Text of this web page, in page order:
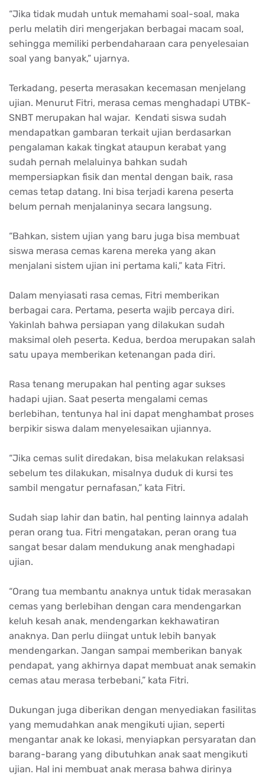
“Jika tidak mudah untuk memahami soal-soal, maka
perlu melatih diri mengerjakan berbagai macam soal,
sehingga memiliki perbendaharaan cara penyelesaian
soal yang banyak,” ujarnya.
Terkadang, peserta merasakan kecemasan menjelang
ujian. Menurut Fitri, merasa cemas menghadapi UTBK-
SNBT merupakan hal wajar. Kendati siswa sudah
mendapatkan gambaran terkait ujian berdasarkan
pengalaman kakak tingkat ataupun kerabat yang
sudah pernah melaluinya bahkan sudah
mempersiapkan fisik dan mental dengan baik, rasa
cemas tetap datang. Ini bisa terjadi karena peserta
belum pernah menjalaninya secara langsung.
“Bahkan, sistem ujian yang baru juga bisa membuat
siswa merasa cemas karena mereka yang akan
menjalani sistem ujian ini pertama kali,” kata Fitri.
Dalam menyiasati rasa cemas, Fitri memberikan
berbagai cara. Pertama, peserta wajib percaya diri.
Yakinlah bahwa persiapan yang dilakukan sudah
maksimal oleh peserta. Kedua, berdoa merupakan salah
satu upaya memberikan ketenangan pada diri.
Rasa tenang merupakan hal penting agar sukses
hadapi ujian. Saat peserta mengalami cemas
berlebihan, tentunya hal ini dapat menghambat proses
berpikir siswa dalam menyelesaikan ujiannya.
“Jika cemas sulit diredakan, bisa melakukan relaksasi
sebelum tes dilakukan, misalnya duduk di kursi tes
sambil mengatur pernafasan,” kata Fitri.
Sudah siap lahir dan batin, hal penting lainnya adalah
peran orang tua. Fitri mengatakan, peran orang tua
sangat besar dalam mendukung anak menghadapi
ujian.
“Orang tua membantu anaknya untuk tidak merasakan
cemas yang berlebihan dengan cara mendengarkan
keluh kesah anak, mendengarkan kekhawatiran
anaknya. Dan perlu diingat untuk lebih banyak
mendengarkan. Jangan sampai memberikan banyak
pendapat, yang akhirnya dapat membuat anak semakin
cemas atau merasa terbebani,” kata Fitri.
Dukungan juga diberikan dengan menyediakan fasilitas
yang memudahkan anak mengikuti ujian, seperti
mengantar anak ke lokasi, menyiapkan persyaratan dan
barang-barang yang dibutuhkan anak saat mengikuti
ujian. Hal ini membuat anak merasa bahwa dirinya